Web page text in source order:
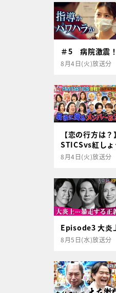
＃5 病院激震
8月4日(火)放送分
【恋の行方は
STICSvs紅し
8月4日(火)放送分
Episode3 大炎
8月5日(水)放送分